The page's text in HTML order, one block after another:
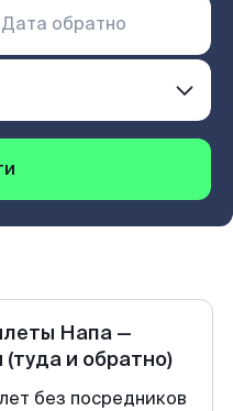
Напа—
(туда и обратно)
без посредников